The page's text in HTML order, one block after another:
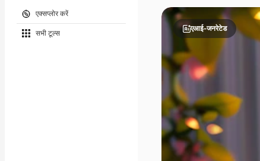
एक्सप्लोर करें
सभी टूल्‍स एआई-जनरेटेड